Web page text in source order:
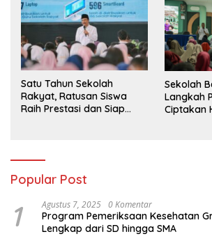
Satu Tahun Sekolah
Rakyat, Ratusan Siswa
Raih Prestasi dan Siap
Sekolah
Langkah
Ciptakan
Popular Post
1 Agustus 7, 2025 0 Komentar
Program Pemeriksaan Kesehatan
Lengkap dari SD hingga SMA